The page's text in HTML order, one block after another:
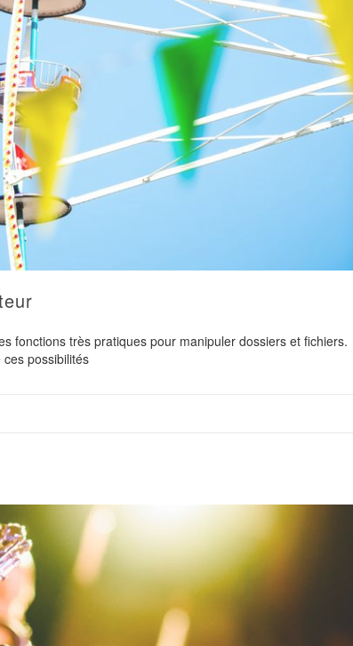
fonctions très pratiques pour manipuler dossiers et fichiers.
possibilités